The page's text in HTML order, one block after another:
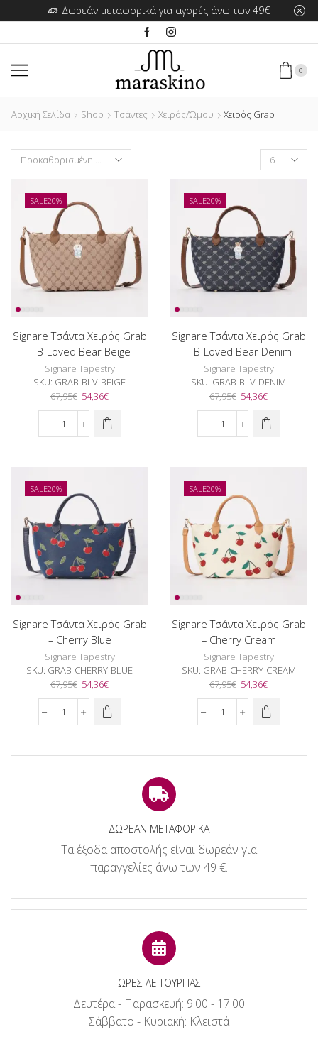
Δωρεάν μεταφορικά για αγορές άνω των 49€
0
Αρχική Σελίδα Shop Τσάντες Χειρός/Ώμου Χειρός Grab
Products
per
SALE20%
Signare Τσάντα Χειρός Grab
– B-Loved Bear Beige
Signare Tapestry
SKU: GRAB-BLV-BEIGE
67,95€ Original
price
was:
67,95€.
54,36€Η
τιμή
Signare
-
B-
Loved
Bear
Beige
ποσότητα
SALE20%
Signare Τσάντα Χειρός Grab
– B-Loved Bear Denim
Signare Tapestry
SKU: GRAB-BLV-DENIM
67,95€ Original
price
was:
67,95€.
54,36€Η
τιμή
Signare
-
B-
Loved
Bear
Denim
ποσότητα
SALE20%
Signare Τσάντα Χειρός Grab
– Cherry Blue
Signare Tapestry
SKU: GRAB-CHERRY-BLUE
67,95€ Original
price
was:
67,95€.
54,36€Η
τιμή
Signare
Grab
SALE20%
Signare Τσάντα Χειρός Grab
– Cherry Cream
Signare Tapestry
SKU: GRAB-CHERRY-CREAM
67,95€ Original
price
was:
67,95€.
54,36€Η
τιμή
Signare
Grab
ΔΩΡΕΑΝ ΜΕΤΑΦΟΡΙΚΑ
Τα έξοδα αποστολής είναι δωρεάν για
παραγγελίες άνω των 49 €.
ΩΡΕΣ ΛΕΙΤΟΥΡΓΙΑΣ
Δευτέρα - Παρασκευή: 9:00 - 17:00
Σάββατο - Κυριακή: Κλειστά